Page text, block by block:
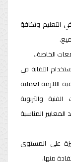
التعليم وتكافؤ
الخاصة،.
التقانة في
اللازمة لعملية
والتربوية
المعايير المناسبة
على المستوى
منها.